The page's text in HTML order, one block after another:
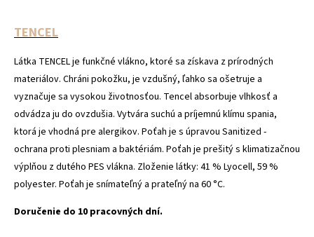
TENCEL
Látka TENCELje funkčné vlákno, ktoré sa získava z prírodných
materiálov. Chráni pokožku, je vzdušný, ľahko sa ošetruje a
vyznačuje sa vysokou životnosťou. Tencel absorbuje vlhkosť a
odvádza ju do ovzdušia. Vytvára suchú a príjemnú klímu spania,
ktorá je vhodná pre alergikov. Poťah je s úpravou Sanitized -
ochrana proti plesniam a baktériám. Poťah je prešitý s klimatizačnou
výplňou z dutého PES vlákna. Zloženie látky: 41 % Lyocell, 59 %
polyester. Poťah je snímateľný a prateľný na 60 °C.
Doručenie do 10 pracovných dní.